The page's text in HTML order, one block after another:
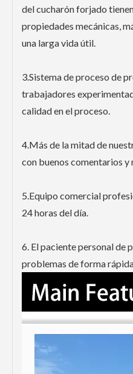
del cucharón forjado
propiedades mecánicas,
una larga vida útil.
3.Sistema de proceso de
trabajadores
calidad en el proceso.
4.Más de la mitad de
con buenos comentarios y
5.Equipo comercial
24 horas del día.
6. El paciente personal de
problemas de forma